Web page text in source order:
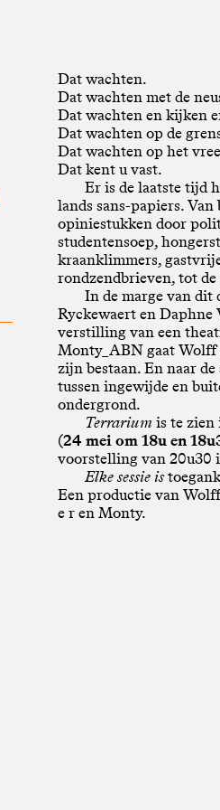
Dat wachten.
Dat wachten met de
Dat wachten en kijken
Dat wachten op de
Dat wachten op het
Dat kent u vast.
Er is de laatste tijd
lands sans-papiers.
opiniestukken door
studentensoep,
kraanklimmers,
rondzendbrieven, tot
In de marge van dit
Ryckewaert en Daphne
verstilling van een
Monty_ABN gaat Wolff
zijn bestaan. En naar
tussen ingewijde en
ondergrond.
Terrariumis te zien
(24 mei om 18u en
voorstelling van 20u30
Elke sessie is
Een productie van
e r en Monty.